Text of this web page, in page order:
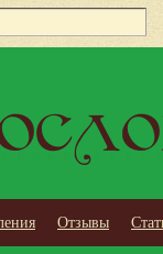
Отзывы